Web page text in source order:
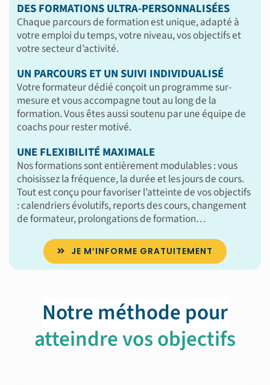
DES FORMATIONS ULTRA-PERSONNALISÉES
Chaque parcours de formation est unique, adapté à
votre emploi du temps, votre niveau, vos objectifs et
votre secteur d’activité.
UN PARCOURS ET UN SUIVI INDIVIDUALISÉ
Votre formateur dédié conçoit un programme sur-
mesure et vous accompagne tout au long de la
formation. Vous êtes aussi soutenu par une équipe de
coachs pour rester motivé.
UNE FLEXIBILITÉ MAXIMALE
Nos formations sont entièrement modulables : vous
choisissez la fréquence, la durée et les jours de cours.
Tout est conçu pour favoriser l’atteinte de vos objectifs
: calendriers évolutifs, reports des cours, changement
de formateur, prolongations de formation…
JE M’INFORME GRATUITEMENT
Notre méthode pour
atteindre vos objectifs